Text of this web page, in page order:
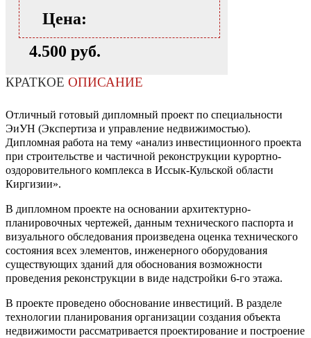
Цена:
4.500 руб.
КРАТКОЕ ОПИСАНИЕ
Отличный готовый дипломный проект по специальности
ЭиУН (Экспертиза и управление недвижимостью).
Дипломная работа на тему «анализ инвестиционного проекта
при строительстве и частичной реконструкции курортно-
оздоровительного комплекса в Иссык-Кульской области
Киргизии».
В дипломном проекте на основании архитектурно-
планировочных чертежей, данным технического паспорта и
визуального обследования произведена оценка технического
состояния всех элементов, инженерного оборудования
существующих зданий для обоснования возможности
проведения реконструкции в виде надстройки 6-го этажа.
В проекте проведено обоснование инвестиций. В разделе
технологии планирования организации создания объекта
недвижимости рассматривается проектирование и построение